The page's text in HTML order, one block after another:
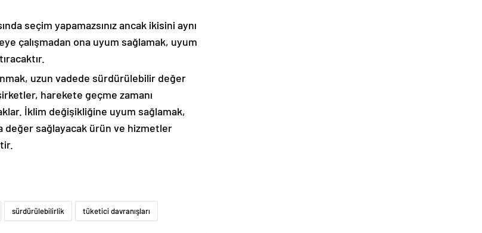
seçim yapamazsınız ancak ikisini aynı
çalışmadan ona uyum sağlamak, uyum
uzun vadede sürdürülebilir değer
harekete geçme zamanı
İklim değişikliğine uyum sağlamak,
değer sağlayacak ürün ve hizmetler
sürdürülebilirlik tüketici davranışları